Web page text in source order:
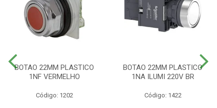
BOTAO 22MM PLASTICO
1NF VERMELHO
Código: 1202
BOTAO 22MM PLASTICO
1NA ILUMI 220V BR
Código: 1422